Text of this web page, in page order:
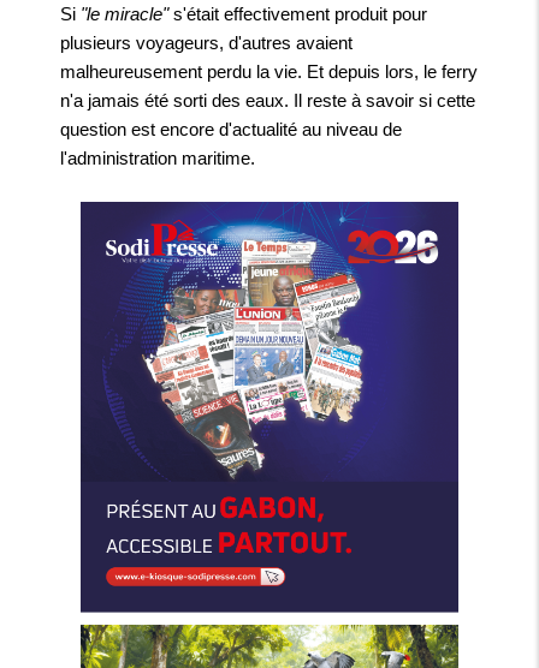
Si "le miracle"s'était effectivement produit pour
plusieurs voyageurs, d'autres avaient
malheureusement perdu la vie. Et depuis lors, le ferry
n'a jamais été sorti des eaux. Il reste à savoir si cette
question est encore d'actualité au niveau de
l'administration maritime.